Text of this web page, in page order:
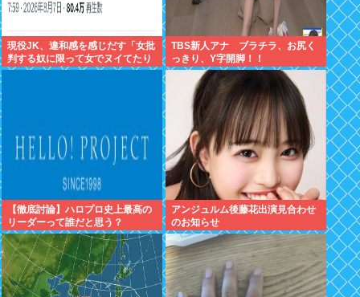
現役JK、違和感を感じだす「女批
判する奴に限って女でヌイてたり
するから意味わからなくなってき
TBS新人アナ ブラチラ、お尻く
っきり、Y字開脚！！
【徹底討論】ハロプロ史上最高の
リーダーって誰だと思う？
アンジュルム後藤花出演見合わせ
のお知らせ